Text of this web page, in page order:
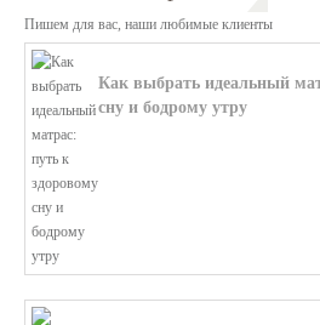
Пишем для вас, наши любимые клиенты
Как выбрать идеальный
сну и бодрому утру